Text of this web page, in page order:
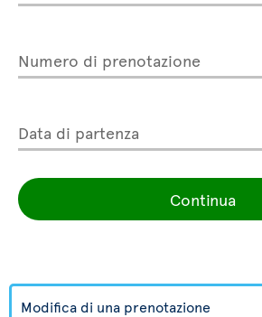
Numero di prenotazione
Data di partenza
Continua
Modifica di una prenotazione